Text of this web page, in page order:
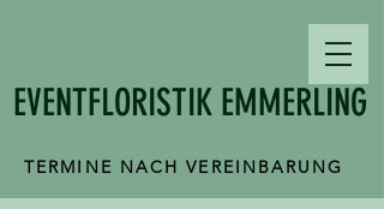
TERMINE NACH VEREINBARUNG
EVENTFLORISTIK EMMERLING